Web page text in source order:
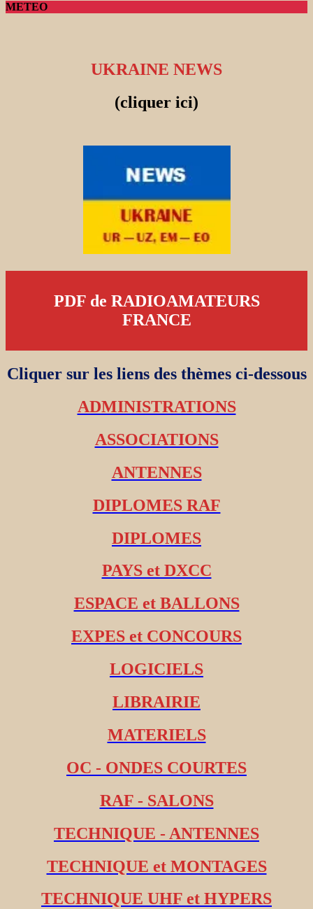
METEO
UKRAINE NEWS
(cliquer ici)
PDF de RADIOAMATEURS
FRANCE
Cliquer sur les liens des thèmes ci-dessous
ADMINISTRATIONS
ASSOCIATIONS
ANTENNES
DIPLOMES RAF
DIPLOMES
PAYS et DXCC
ESPACE et BALLONS
EXPES et CONCOURS
LOGICIELS
LIBRAIRIE
MATERIELS
OC - ONDES COURTES
RAF - SALONS
TECHNIQUE - ANTENNES
TECHNIQUE et MONTAGES
TECHNIQUE UHF et HYPERS